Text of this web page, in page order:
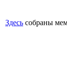
Здесь собраны